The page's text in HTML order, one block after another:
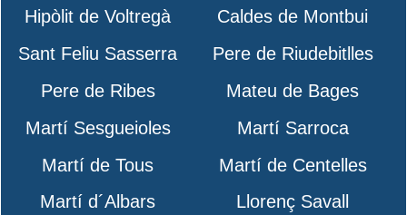
Hipòlit de Voltregà
Caldes de Montbui
Sant Feliu Sasserra
Pere de Riudebitlles
Pere de Ribes
Mateu de Bages
Martí Sesgueioles
Martí Sarroca
Martí de Tous
Martí de Centelles
Martí d´Albars
Llorenç Savall